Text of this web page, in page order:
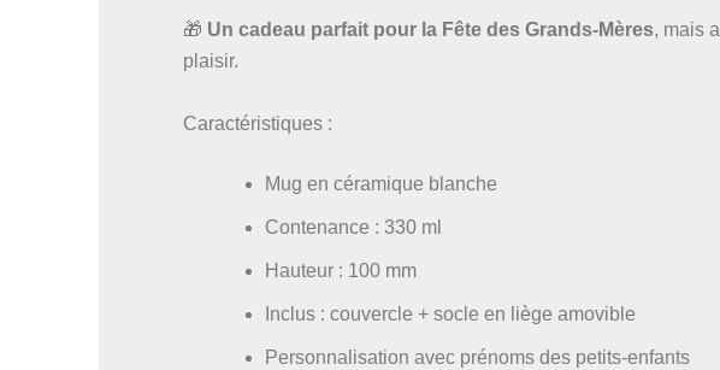
🎁 Un cadeau parfait pour la Fête des Grands-Mères, mais
plaisir.
Caractéristiques :
Mug en céramique blanche
Contenance : 330 ml
Hauteur : 100 mm
Inclus : couvercle + socle en liège amovible
Personnalisation avec prénoms des petits-enfants